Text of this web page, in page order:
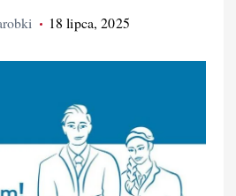
18 lipca, 2025